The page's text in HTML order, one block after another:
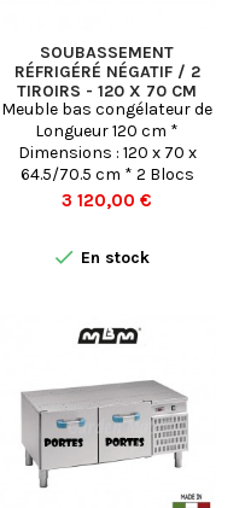
SOUBASSEMENT
RÉFRIGÉRÉ NÉGATIF / 2
TIROIRS - 120 X 70 CM
Meuble bas congélateur de
Longueur 120 cm *
Dimensions : 120 x 70 x
64.5/70.5 cm * 2 Blocs
Tiroirs * Froid
Prix
3 120,00 €
 En stock